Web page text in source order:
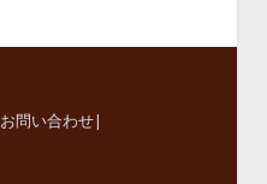
お問い合わせ|